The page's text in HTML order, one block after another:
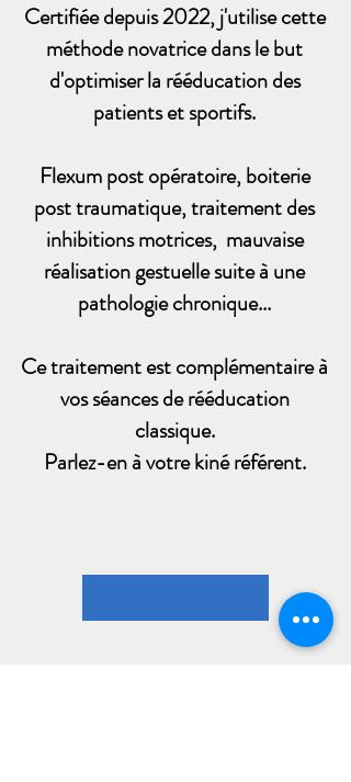
Certifiée depuis 2022, j'utilise cette
méthode novatrice dans le but
d'optimiser la rééducation des
patients et sportifs.
Flexum post opératoire, boiterie
post traumatique, traitement des
inhibitions motrices, mauvaise
réalisation gestuelle suite à une
pathologie chronique...
Ce traitement est complémentaire à
vos séances de rééducation
classique.
Parlez-en à votre kiné référent.